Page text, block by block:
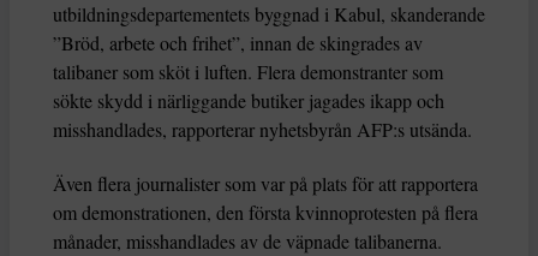
utbildningsdepartementets byggnad i Kabul, skanderande
”Bröd, arbete och frihet”, innan de skingrades av
talibaner som sköt i luften. Flera demonstranter som
sökte skydd i närliggande butiker jagades ikapp och
misshandlades, rapporterar nyhetsbyrån AFP:s utsända.
Även flera journalister som var på plats för att rapportera
om demonstrationen, den första kvinnoprotesten på flera
månader, misshandlades av de väpnade talibanerna.